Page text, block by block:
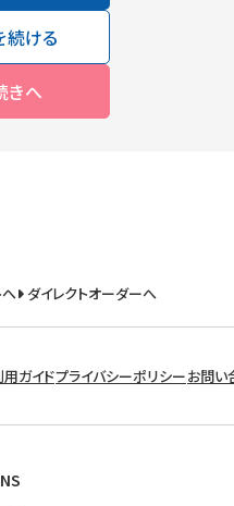
続ける
きへ
へ ダイレクトオーダーへ
用ガイドプライバシーポリシーお問い